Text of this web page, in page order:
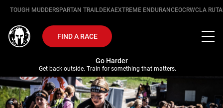
TOUGH MUDDERSPARTAN TRAILDEKAEXTREME ENDURANCEOCRWCLA RUTA
FIND A RACE
Go Harder
Get back outside. Train for something that matters.